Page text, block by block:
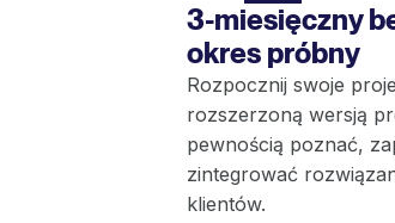
3-miesięczny
okres próbny
Rozpocznij swoje
rozszerzoną wersją
pewnością poznać,
zintegrować
klientów.